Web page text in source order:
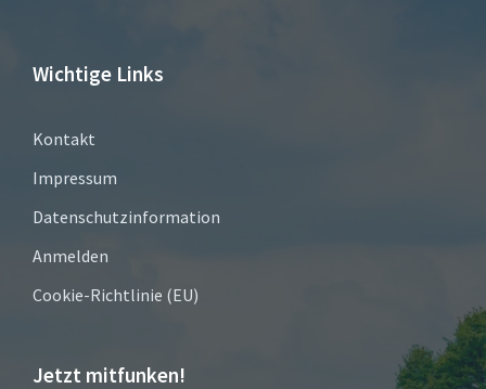
Wichtige Links
Kontakt
Impressum
Datenschutzinformation
Anmelden
Cookie-Richtlinie (EU)
Jetzt mitfunken!